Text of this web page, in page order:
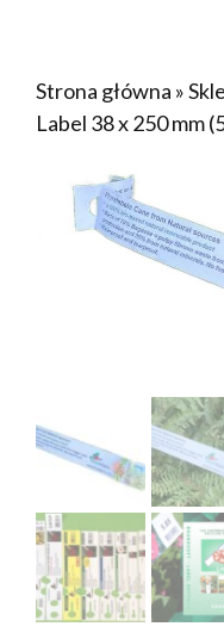
Strona główna »
Label 38 x 250 mm